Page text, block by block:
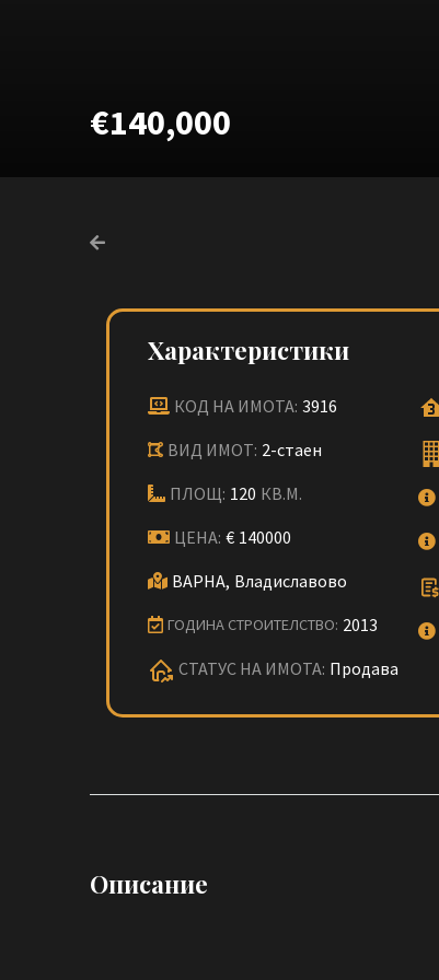
€140,000
Характеристики
КОД НА ИМОТА: 3916
ВИД ИМОТ: 2-стаен
ПЛОЩ: 120 КВ.М.
ЦЕНА: € 140000
ВАРНА, Владиславово
ГОДИНА СТРОИТЕЛСТВО: 2013
СТАТУС НА ИМОТА: Продава
Описание